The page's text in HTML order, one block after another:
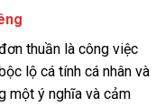
thuần là công việc
lộ cá tính cá nhân và
một ý nghĩa và cảm